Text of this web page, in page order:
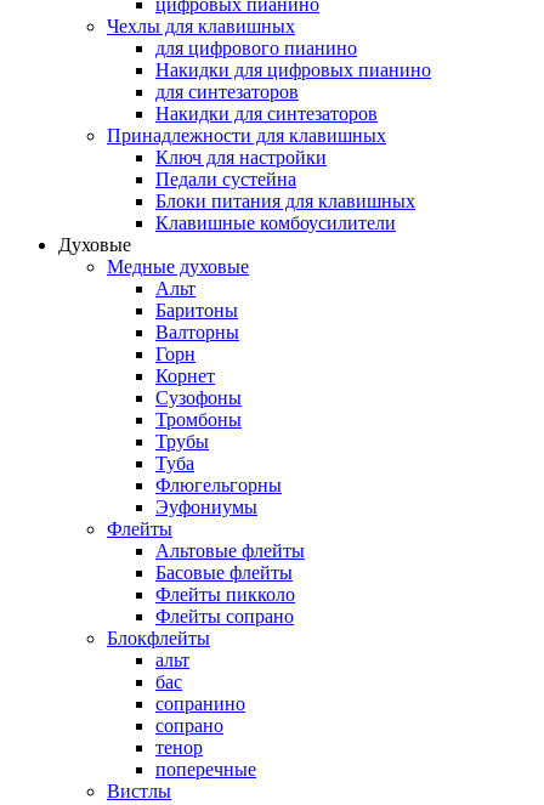
Чехлы для клавишных
для цифрового пианино
Накидки для цифровых пианино
для синтезаторов
Накидки для синтезаторов
Принадлежности для клавишных
Ключ для настройки
Педали сустейна
Блоки питания для клавишных
Клавишные комбоусилители
Духовые
Медные духовые
Альт
Баритоны
Валторны
Горн
Корнет
Сузофоны
Тромбоны
Трубы
Туба
Флюгельгорны
Эуфониумы
Флейты
Альтовые флейты
Басовые флейты
Флейты пикколо
Флейты сопрано
Блокфлейты
альт
бас
сопранино
сопрано
тенор
поперечные
Вистлы